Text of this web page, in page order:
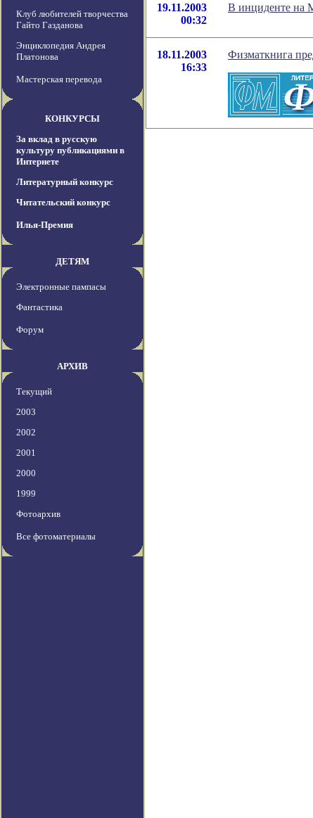
Клуб любителей творчества
Гайто Газданова
Энциклопедия Андрея
Платонова
Мастерская перевода
КОНКУРСЫ
За вклад в русскую
культуру публикациями в
Интернете
Литературный конкурс
Читательский конкурс
Илья-Премия
ДЕТЯМ
Электронные пампасы
Фантастика
Форум
АРХИВ
Текущий
2003
2002
2001
2000
1999
Фотоархив
Все фотоматериалы
19.11.2003
00:32
В инциденте на
18.11.2003
16:33
Физматкнига